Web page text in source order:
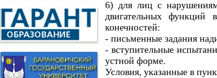
6) для лиц с
двигательных функций
конечностей:
- письменные задания
- вступительные
устной форме.
Условия, указанные в